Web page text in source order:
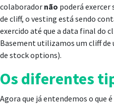
colaborador não poderá exercer
de cliff, o vesting está sendo
exercido até que a data final do
Basement utilizamos um cliff de
de stock options).
Os diferentes
Agora que já entendemos o que